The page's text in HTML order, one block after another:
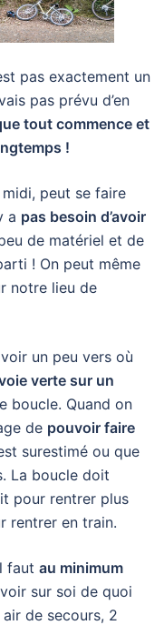
pas exactement un
pas prévu d’en
tout commence et
!
peut se faire
a pas besoin d’avoir
de matériel et de
! On peut même
notre lieu de
un peu vers où
verte sur un
boucle. Quand on
de pouvoir faire
surestimé ou que
La boucle doit
pour rentrer plus
rentrer en train.
faut au minimum
sur soi de quoi
de secours, 2